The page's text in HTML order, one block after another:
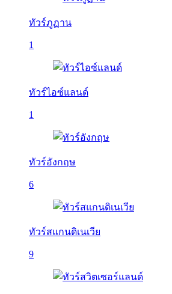
ทัวร์ภูฏาน
1
ทัวร์ไอซ์แลนด์
1
ทัวร์อังกฤษ
6
ทัวร์สแกนดิเนเวีย
9